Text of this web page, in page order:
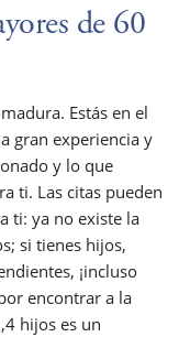
de 60
Estás en el
gran experiencia y
y lo que
ti. Las citas pueden
ti: ya no existe la
si tienes hijos,
¡incluso
encontrar a la
hijos es un